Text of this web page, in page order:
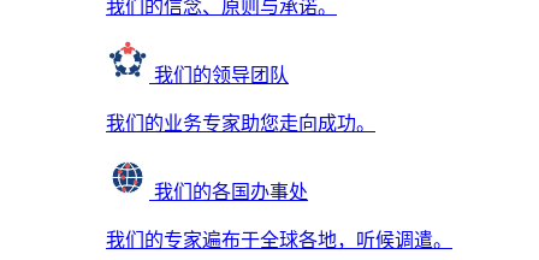
我们的信念、原则与承诺。
我们的领导团队
我们的业务专家助您走向成功。
我们的各国办事处
我们的专家遍布于全球各地，听候调遣。